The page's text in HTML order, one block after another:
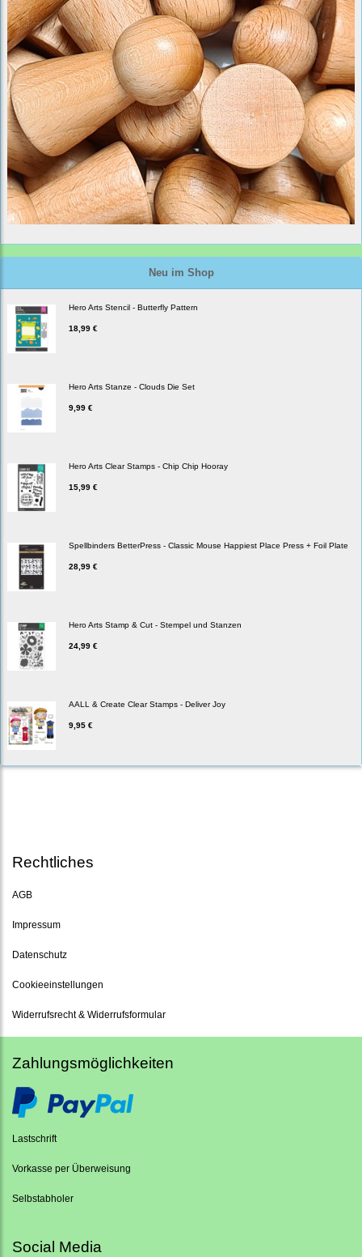
Neu im Shop
Hero Arts Stencil - Butterfly Pattern
18,99 €
Hero Arts Stanze - Clouds Die Set
9,99 €
Hero Arts Clear Stamps - Chip Chip Hooray
15,99 €
Spellbinders BetterPress - Classic Mouse Happiest Place Press + Foil Plate
28,99 €
Hero Arts Stamp & Cut - Stempel und Stanzen
24,99 €
AALL & Create Clear Stamps - Deliver Joy
9,95 €
Rechtliches
AGB
Impressum
Datenschutz
Cookieeinstellungen
Widerrufsrecht & Widerrufsformular
Zahlungsmöglichkeiten
Lastschrift
Vorkasse per Überweisung
Selbstabholer
Social Media